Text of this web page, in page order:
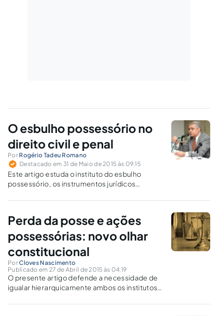
O esbulho possessório no
direito civil e penal
Por Rogério Tadeu Romano
Destacado em 31 de Maio de 2015 às 09:15
Este artigo estuda o instituto do esbulho
possessório, os instrumentos jurídicos
possessório no direito brasileiro.
Perda da posse e ações
possessórias: novo olhar
constitucional
PorCloves Nascimento
Publicado em 27 de Abril de 2015 às 04:19
O presente artigo defende a necessidade de
igualar hierarquicamente ambos os institutos,
fundamento de legitimidade, a busca da